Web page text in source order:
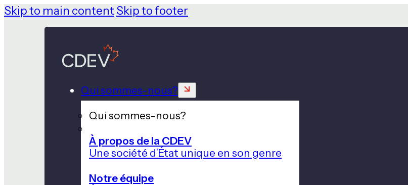
Skip to main content Skip to footer
Qui sommes-nous?
Qui sommes-nous?
À propos de la CDEV
Une société d’État unique en son genre
Notre équipe